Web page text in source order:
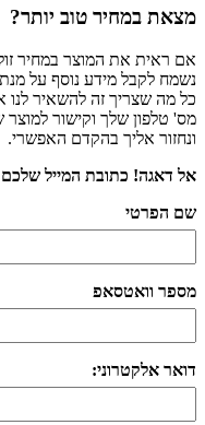
מצאת במחיר טוב יותר?
אם ראית את המוצר במחיר
נשמח לקבל מידע נוסף על
כל מה שצריך זה להשאיר
מס' טלפון שלך וקישור למוצר
ונחזור אליך בהקדם האפשרי.
אל דאגה! כתובת המייל
שם הפרטי
מספר וואטסאפ
דואר אלקטרוני: